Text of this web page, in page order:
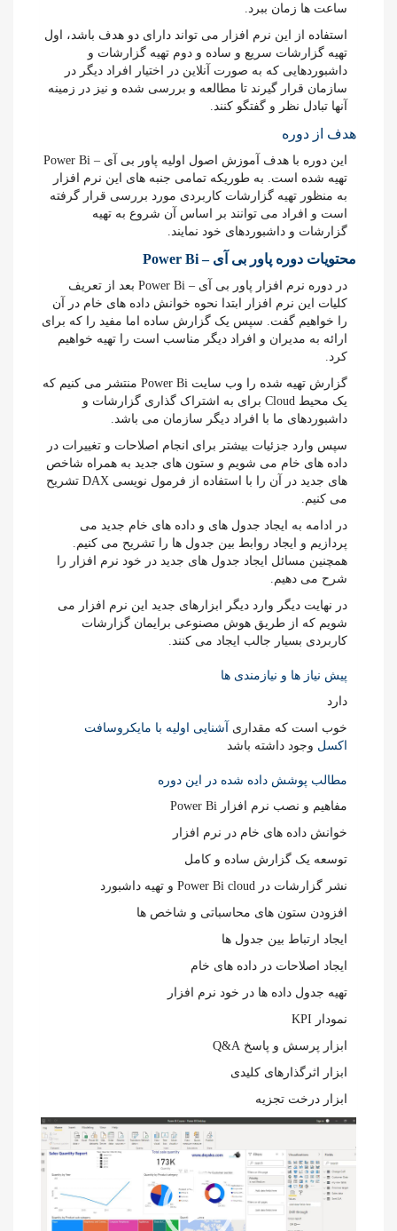
ساعت ها زمان ببرد.
استفاده از این نرم افزار می تواند دارای دو هدف باشد، اول
تهیه گزارشات سریع و ساده و دوم تهیه گزارشات و
داشبوردهایی که به صورت آنلاین در اختیار افراد دیگر در
سازمان قرار گیرند تا مطالعه و بررسی شده و نیز در زمینه
آنها تبادل نظر و گفتگو کنند.
هدف از دوره
این دوره با هدف آموزش اصول اولیه پاور بی آی – Power Bi
تهیه شده است. به طوریکه تمامی جنبه های این نرم افزار
به منظور تهیه گزارشات کاربردی مورد بررسی قرار گرفته
است و افراد می توانند بر اساس آن شروع به تهیه
گزارشات و داشبوردهای خود نمایند.
محتویات دوره پاور بی آی – Power Bi
در دوره نرم افزار پاور بی آی – Power Bi بعد از تعریف
کلیات این نرم افزار ابتدا نحوه خوانش داده های خام در آن
را خواهیم گفت. سپس یک گزارش ساده اما مفید را که برای
ارائه به مدیران و افراد دیگر مناسب است را تهیه خواهیم
کرد.
گزارش تهیه شده را وب سایت Power Bi منتشر می کنیم که
یک محیط Cloud برای به اشتراک گذاری گزارشات و
داشبوردهای ما با افراد دیگر سازمان می باشد.
سپس وارد جزئیات بیشتر برای انجام اصلاحات و تغییرات در
داده های خام می شویم و ستون های جدید به همراه شاخص
های جدید در آن را با استفاده از فرمول نویسی DAX تشریح
می کنیم.
در ادامه به ایجاد جدول های و داده های خام جدید می
پردازیم و ایجاد روابط بین جدول ها را تشریح می کنیم.
همچنین مسائل ایجاد جدول های جدید در خود نرم افزار را
شرح می دهیم.
در نهایت دیگر وارد دیگر ابزارهای جدید این نرم افزار می
شویم که از طریق هوش مصنوعی برایمان گزارشات
کاربردی بسیار جالب ایجاد می کنند.
پیش نیاز ها و نیازمندی ها
دارد
خوب است که مقداری آشنایی اولیه با مایکروسافت
اکسل وجود داشته باشد
مطالب پوشش داده شده در این دوره
مفاهیم و نصب نرم افزار Power Bi
خوانش داده های خام در نرم افزار
توسعه یک گزارش ساده و کامل
نشر گزارشات در Power Bi cloud و تهیه داشبورد
افزودن ستون های محاسباتی و شاخص ها
ایجاد ارتباط بین جدول ها
ایجاد اصلاحات در داده های خام
تهیه جدول داده ها در خود نرم افزار
نمودار KPI
ابزار پرسش و پاسخ Q&A
ابزار اثرگذارهای کلیدی
ابزار درخت تجزیه
نمایشگر